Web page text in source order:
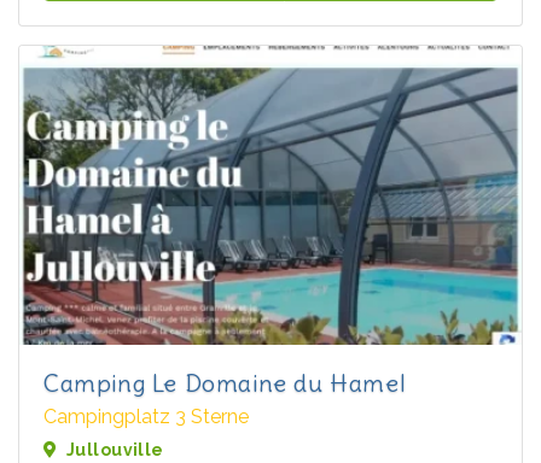
Camping Le Domaine du Hamel
Campingplatz 3 Sterne
Jullouville